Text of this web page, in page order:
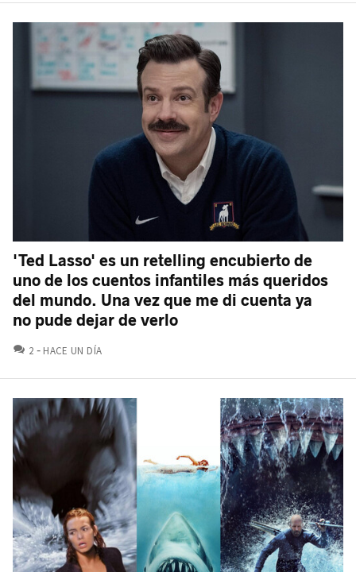
'Ted Lasso' es un retelling encubierto de
uno de los cuentos infantiles más queridos
del mundo. Una vez que me di cuenta ya
no pude dejar de verlo
2 COMENTARIOS
HACE UN DÍA